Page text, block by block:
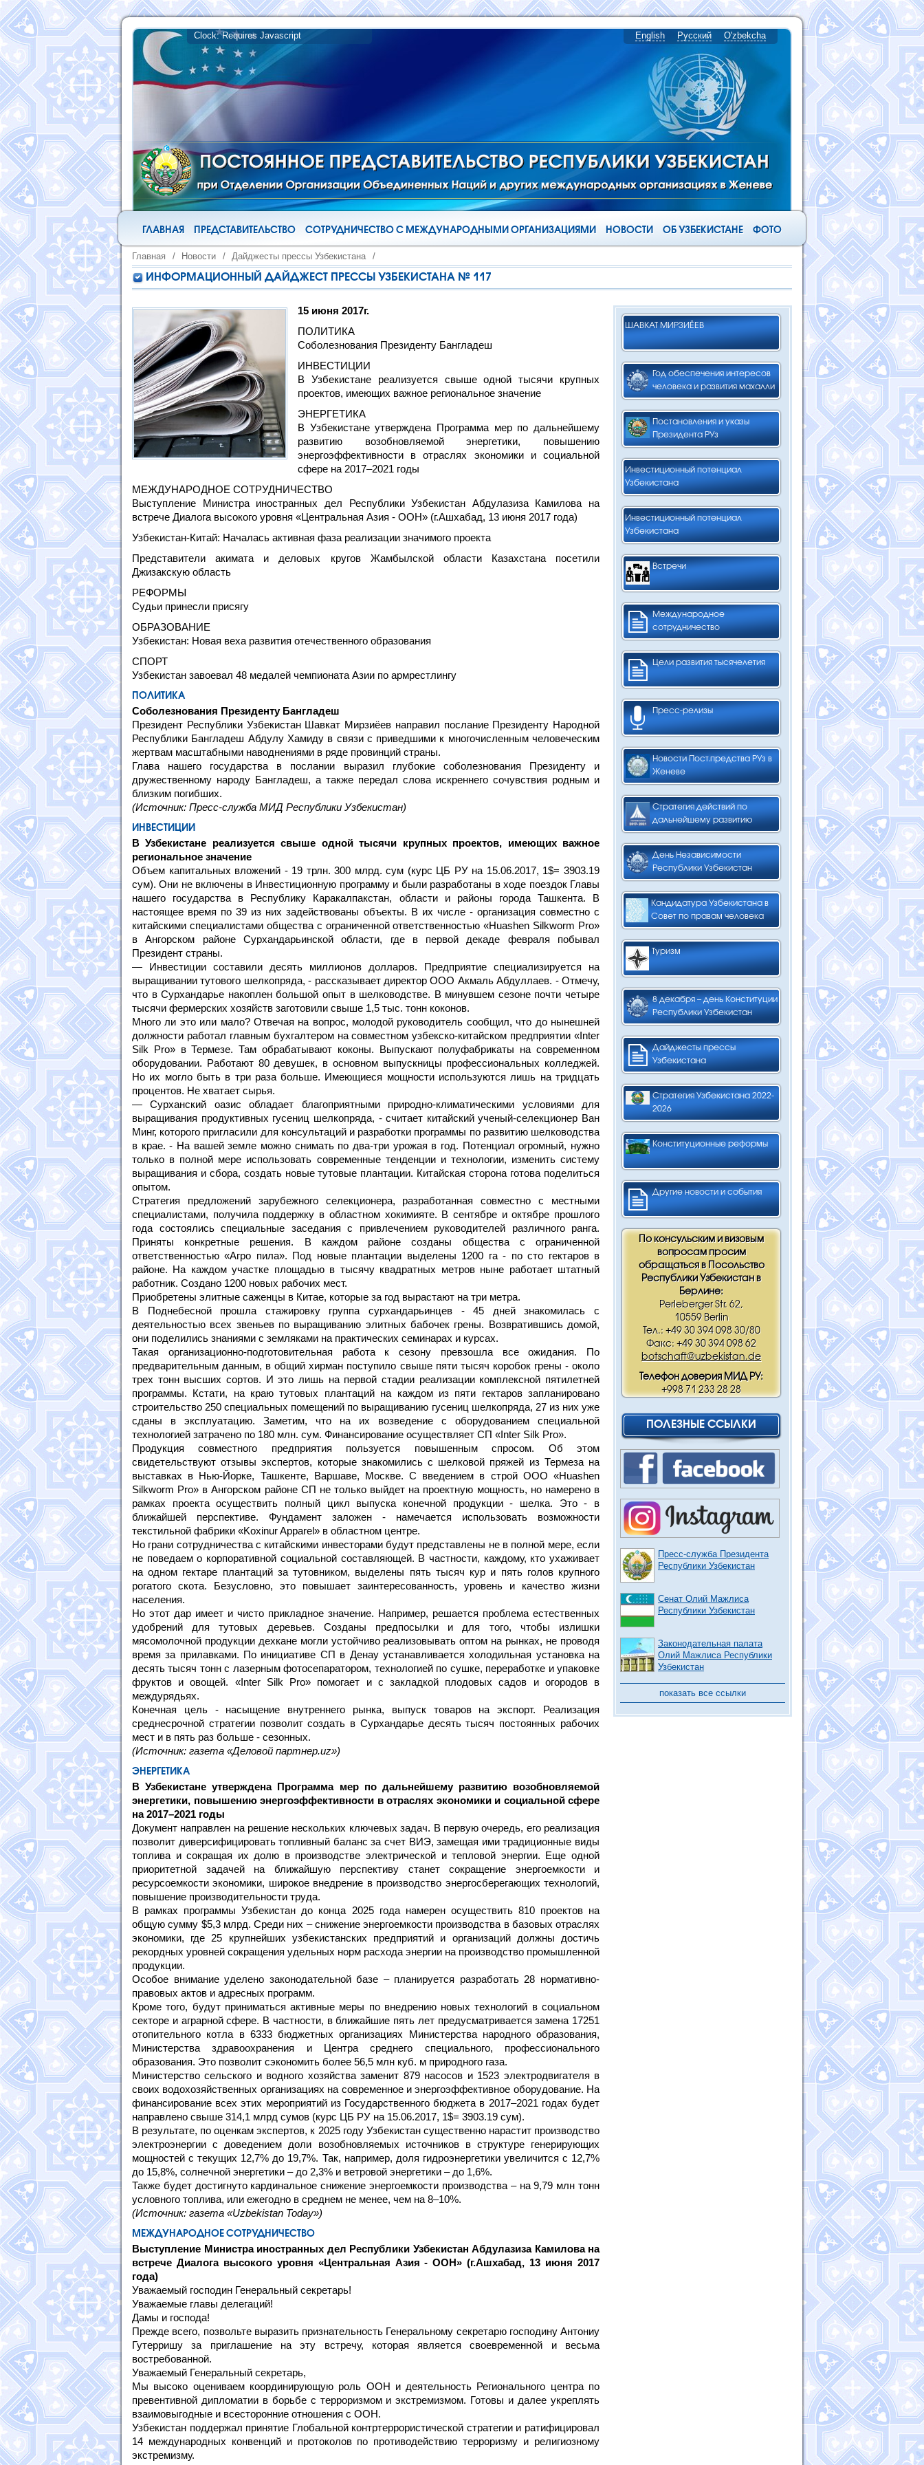
English Русский O'zbekcha
ГЛАВНАЯ ПРЕДСТАВИТЕЛЬСТВО СОТРУДНИЧЕСТВО С МЕЖДУНАРОДНЫМИ ОРГАНИЗАЦИЯМИ НОВОСТИ ОБ УЗБЕКИСТАНЕ ФОТО
Главная / Новости / Дайджесты прессы Узбекистана /
ИНФОРМАЦИОННЫЙ ДАЙДЖЕСТ ПРЕССЫ УЗБЕКИСТАНА № 117
ШАВКАТ МИРЗИЁЕВ
Год обеспечения интересов
человека и развития махалли
Постановления и указы
Президента РУз
Инвестиционный потенциал
Узбекистана
Инвестиционный потенциал
Узбекистана
Встречи
Международное
сотрудничество
Цели развития тысячелетия
Пресс-релизы
Новости Пост.предства РУз в
Женеве
Стратегия действий по
дальнейшему развитию
День Независимости
Республики Узбекистан
Кандидатура Узбекистана в
Совет по правам человека
Туризм
8 декабря – день Конституции
Республики Узбекистан
Дайджесты прессы
Узбекистана
Стратегия Узбекистана 2022-
2026
Конституционные реформы
Другие новости и события
По консульским и визовым
вопросам просим
обращаться в Посольство
Республики Узбекистан в
Берлине:
Perleberger Str. 62,
10559 Berlin
Тел.: +49 30 394 098 30/80
Факс: +49 30 394 098 62
botschaft@uzbekistan.de
Телефон доверия МИД РУ:
+998 71 233 28 28
ПОЛЕЗНЫЕ ССЫЛКИ
Пресс-служба Президента
Республики Узбекистан
Сенат Олий Мажлиса
Республики Узбекистан
Законодательная палата
Олий Мажлиса Республики
Узбекистан
показать все ссылки
15 июня 2017г.
ПОЛИТИКА
Соболезнования Президенту Бангладеш
ИНВЕСТИЦИИ
В Узбекистане реализуется свыше одной тысячи крупных
проектов, имеющих важное региональное значение
ЭНЕРГЕТИКА
В Узбекистане утверждена Программа мер по дальнейшему
развитию возобновляемой энергетики, повышению
энергоэффективности в отраслях экономики и социальной
сфере на 2017–2021 годы
МЕЖДУНАРОДНОЕ СОТРУДНИЧЕСТВО
Выступление Министра иностранных дел Республики Узбекистан Абдулазиза Камилова на
встрече Диалога высокого уровня «Центральная Азия - ООН» (г.Ашхабад, 13 июня 2017 года)
Узбекистан-Китай: Началась активная фаза реализации значимого проекта
Представители акимата и деловых кругов Жамбылской области Казахстана посетили
Джизакскую область
РЕФОРМЫ
Судьи принесли присягу
ОБРАЗОВАНИЕ
Узбекистан: Новая веха развития отечественного образования
СПОРТ
Узбекистан завоевал 48 медалей чемпионата Азии по армрестлингу
ПОЛИТИКА
Соболезнования Президенту Бангладеш
Президент Республики Узбекистан Шавкат Мирзиёев направил послание Президенту Народной
Республики Бангладеш Абдулу Хамиду в связи с приведшими к многочисленным человеческим
жертвам масштабными наводнениями в ряде провинций страны.
Глава нашего государства в послании выразил глубокие соболезнования Президенту и
дружественному народу Бангладеш, а также передал слова искреннего сочувствия родным и
близким погибших.
(Источник: Пресс-служба МИД Республики Узбекистан)
ИНВЕСТИЦИИ
В Узбекистане реализуется свыше одной тысячи крупных проектов, имеющих важное
региональное значение
Объем капитальных вложений - 19 трлн. 300 млрд. сум (курс ЦБ РУ на 15.06.2017, 1$= 3903.19
сум). Они не включены в Инвестиционную программу и были разработаны в ходе поездок Главы
нашего государства в Республику Каракалпакстан, области и районы города Ташкента. В
настоящее время по 39 из них задействованы объекты. В их числе - организация совместно с
китайскими специалистами общества с ограниченной ответственностью «Huashen Silkworm Pro»
в Ангорском районе Сурхандарьинской области, где в первой декаде февраля побывал
Президент страны.
— Инвестиции составили десять миллионов долларов. Предприятие специализируется на
выращивании тутового шелкопряда, - рассказывает директор ООО Акмаль Абдуллаев. - Отмечу,
что в Сурхандарье накоплен большой опыт в шелководстве. В минувшем сезоне почти четыре
тысячи фермерских хозяйств заготовили свыше 1,5 тыс. тонн коконов.
Много ли это или мало? Отвечая на вопрос, молодой руководитель сообщил, что до нынешней
должности работал главным бухгалтером на совместном узбекско-китайском предприятии «Inter
Silk Pro» в Термезе. Там обрабатывают коконы. Выпускают полуфабрикаты на современном
оборудовании. Работают 80 девушек, в основном выпускницы профессиональных колледжей.
Но их могло быть в три раза больше. Имеющиеся мощности используются лишь на тридцать
процентов. Не хватает сырья.
— Сурханский оазис обладает благоприятными природно-климатическими условиями для
выращивания продуктивных гусениц шелкопряда, - считает китайский ученый-селекционер Ван
Минг, которого пригласили для консультаций и разработки программы по развитию шелководства
в крае. - На вашей земле можно снимать по два-три урожая в год. Потенциал огромный, нужно
только в полной мере использовать современные тенденции и технологии, изменить систему
выращивания и сбора, создать новые тутовые плантации. Китайская сторона готова поделиться
опытом.
Стратегия предложений зарубежного селекционера, разработанная совместно с местными
специалистами, получила поддержку в областном хокимияте. В сентябре и октябре прошлого
года состоялись специальные заседания с привлечением руководителей различного ранга.
Приняты конкретные решения. В каждом районе созданы общества с ограниченной
ответственностью «Агро пила». Под новые плантации выделены 1200 га - по сто гектаров в
районе. На каждом участке площадью в тысячу квадратных метров ныне работает штатный
работник. Создано 1200 новых рабочих мест.
Приобретены элитные саженцы в Китае, которые за год вырастают на три метра.
В Поднебесной прошла стажировку группа сурхандарьинцев - 45 дней знакомилась с
деятельностью всех звеньев по выращиванию элитных бабочек грены. Возвратившись домой,
они поделились знаниями с земляками на практических семинарах и курсах.
Такая организационно-подготовительная работа к сезону превзошла все ожидания. По
предварительным данным, в общий хирман поступило свыше пяти тысяч коробок грены - около
трех тонн высших сортов. И это лишь на первой стадии реализации комплексной пятилетней
программы. Кстати, на краю тутовых плантаций на каждом из пяти гектаров запланировано
строительство 250 специальных помещений по выращиванию гусениц шелкопряда, 27 из них уже
сданы в эксплуатацию. Заметим, что на их возведение с оборудованием специальной
технологией затрачено по 180 млн. сум. Финансирование осуществляет СП «Inter Silk Pro».
Продукция совместного предприятия пользуется повышенным спросом. Об этом
свидетельствуют отзывы экспертов, которые знакомились с шелковой пряжей из Термеза на
выставках в Нью-Йорке, Ташкенте, Варшаве, Москве. С введением в строй ООО «Huashen
Silkworm Pro» в Ангорском районе СП не только выйдет на проектную мощность, но намерено в
рамках проекта осуществить полный цикл выпуска конечной продукции - шелка. Это - в
ближайшей перспективе. Фундамент заложен - намечается использовать возможности
текстильной фабрики «Koxinur Apparel» в областном центре.
Но грани сотрудничества с китайскими инвесторами будут представлены не в полной мере, если
не поведаем о корпоративной социальной составляющей. В частности, каждому, кто ухаживает
на одном гектаре плантаций за тутовником, выделены пять тысяч кур и пять голов крупного
рогатого скота. Безусловно, это повышает заинтересованность, уровень и качество жизни
населения.
Но этот дар имеет и чисто прикладное значение. Например, решается проблема естественных
удобрений для тутовых деревьев. Созданы предпосылки и для того, чтобы излишки
мясомолочной продукции дехкане могли устойчиво реализовывать оптом на рынках, не проводя
время за прилавками. По инициативе СП в Денау устанавливается холодильная установка на
десять тысяч тонн с лазерным фотосепаратором, технологией по сушке, переработке и упаковке
фруктов и овощей. «Inter Silk Pro» помогает и с закладкой плодовых садов и огородов в
междурядьях.
Конечная цель - насыщение внутреннего рынка, выпуск товаров на экспорт. Реализация
среднесрочной стратегии позволит создать в Сурхандарье десять тысяч постоянных рабочих
мест и в пять раз больше - сезонных.
(Источник: газета «Деловой партнер.uz»)
ЭНЕРГЕТИКА
В Узбекистане утверждена Программа мер по дальнейшему развитию возобновляемой
энергетики, повышению энергоэффективности в отраслях экономики и социальной сфере
на 2017–2021 годы
Документ направлен на решение нескольких ключевых задач. В первую очередь, его реализация
позволит диверсифицировать топливный баланс за счет ВИЭ, замещая ими традиционные виды
топлива и сокращая их долю в производстве электрической и тепловой энергии. Еще одной
приоритетной задачей на ближайшую перспективу станет сокращение энергоемкости и
ресурсоемкости экономики, широкое внедрение в производство энергосберегающих технологий,
повышение производительности труда.
В рамках программы Узбекистан до конца 2025 года намерен осуществить 810 проектов на
общую сумму $5,3 млрд. Среди них – снижение энергоемкости производства в базовых отраслях
экономики, где 25 крупнейших узбекистанских предприятий и организаций должны достичь
рекордных уровней сокращения удельных норм расхода энергии на производство промышленной
продукции.
Особое внимание уделено законодательной базе – планируется разработать 28 нормативно-
правовых актов и адресных программ.
Кроме того, будут приниматься активные меры по внедрению новых технологий в социальном
секторе и аграрной сфере. В частности, в ближайшие пять лет предусматривается замена 17251
отопительного котла в 6333 бюджетных организациях Министерства народного образования,
Министерства здравоохранения и Центра среднего специального, профессионального
образования. Это позволит сэкономить более 56,5 млн куб. м природного газа.
Министерство сельского и водного хозяйства заменит 879 насосов и 1523 электродвигателя в
своих водохозяйственных организациях на современное и энергоэффективное оборудование. На
финансирование всех этих мероприятий из Государственного бюджета в 2017–2021 годах будет
направлено свыше 314,1 млрд сумов (курс ЦБ РУ на 15.06.2017, 1$= 3903.19 сум).
В результате, по оценкам экспертов, к 2025 году Узбекистан существенно нарастит производство
электроэнергии с доведением доли возобновляемых источников в структуре генерирующих
мощностей с текущих 12,7% до 19,7%. Так, например, доля гидроэнергетики увеличится с 12,7%
до 15,8%, солнечной энергетики – до 2,3% и ветровой энергетики – до 1,6%.
Также будет достигнуто кардинальное снижение энергоемкости производства – на 9,79 млн тонн
условного топлива, или ежегодно в среднем не менее, чем на 8–10%.
(Источник: газета «Uzbekistan Today»)
МЕЖДУНАРОДНОЕ СОТРУДНИЧЕСТВО
Выступление Министра иностранных дел Республики Узбекистан Абдулазиза Камилова на
встрече Диалога высокого уровня «Центральная Азия - ООН» (г.Ашхабад, 13 июня 2017
года)
Уважаемый господин Генеральный секретарь!
Уважаемые главы делегаций!
Дамы и господа!
Прежде всего, позвольте выразить признательность Генеральному секретарю господину Антониу
Гутерришу за приглашение на эту встречу, которая является своевременной и весьма
востребованной.
Уважаемый Генеральный секретарь,
Мы высоко оцениваем координирующую роль ООН и деятельность Регионального центра по
превентивной дипломатии в борьбе с терроризмом и экстремизмом. Готовы и далее укреплять
взаимовыгодные и всесторонние отношения с ООН.
Узбекистан поддержал принятие Глобальной контртеррористической стратегии и ратифицировал
14 международных конвенций и протоколов по противодействию терроризму и религиозному
экстремизму.